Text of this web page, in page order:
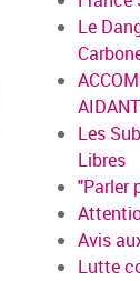
Le
Les
Libres
"Parler
Avis
Lutte